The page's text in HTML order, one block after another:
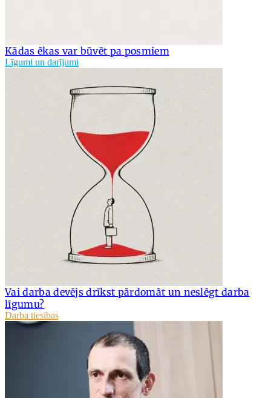
Kādas ēkas var būvēt pa posmiem
Līgumi un darījumi
Vai darba devējs drīkst pārdomāt un neslēgt darba
līgumu?
Darba tiesības